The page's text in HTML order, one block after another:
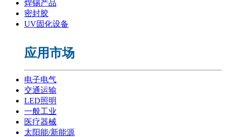
焊锡产品
密封胶
UV固化设备
应用市场
电子电气
交通运输
LED照明
一般工业
医疗器械
太阳能/新能源